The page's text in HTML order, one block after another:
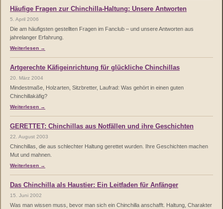
Häufige Fragen zur Chinchilla-Haltung: Unsere Antworten
5. April 2006
Die am häufigsten gestellten Fragen im Fanclub – und unsere Antworten aus
jahrelanger Erfahrung.
Weiterlesen →
Artgerechte Käfigeinrichtung für glückliche Chinchillas
20. März 2004
Mindestmaße, Holzarten, Sitzbretter, Laufrad: Was gehört in einen guten
Chinchillakäfig?
Weiterlesen →
GERETTET: Chinchillas aus Notfällen und ihre Geschichten
22. August 2003
Chinchillas, die aus schlechter Haltung gerettet wurden. Ihre Geschichten machen
Mut und mahnen.
Weiterlesen →
Das Chinchilla als Haustier: Ein Leitfaden für Anfänger
15. Juni 2002
Was man wissen muss, bevor man sich ein Chinchilla anschafft. Haltung, Charakter